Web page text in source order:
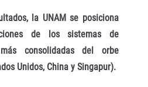
la UNAM se posiciona
de los sistemas de
consolidadas del orbe
Unidos, China y Singapur).